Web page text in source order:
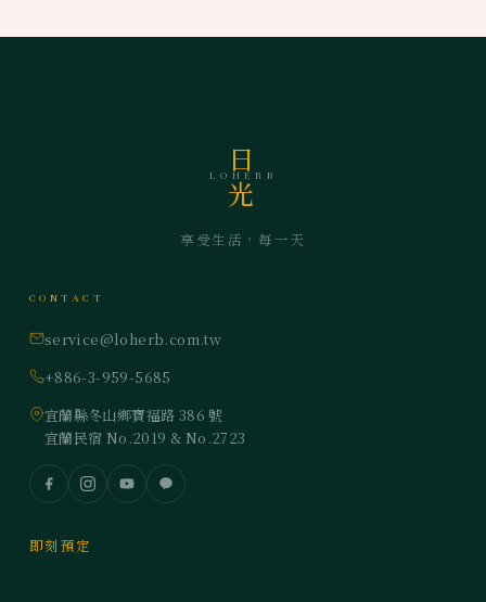
日
LOHERB
光
享受生活，每一天
CONTACT
service@loherb.com.tw
+886-3-959-5685
宜蘭縣冬山鄉寶福路 386 號
宜蘭民宿 No.2019 & No.2723
即刻預定